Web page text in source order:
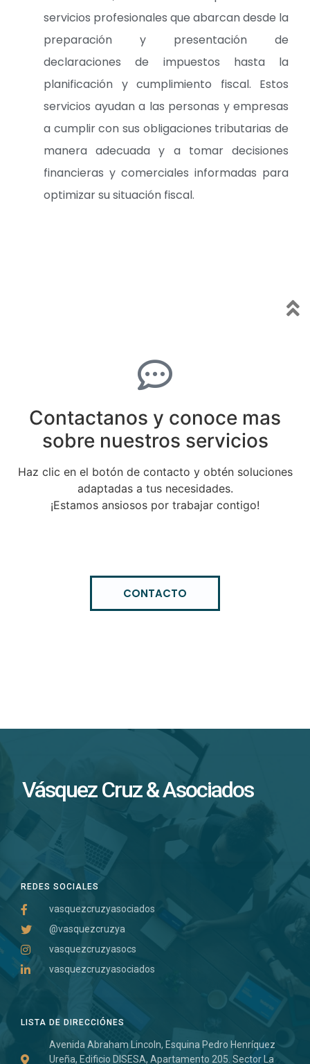
servicios profesionales que abarcan desde la
preparación y presentación de
declaraciones de impuestos hasta la
planificación y cumplimiento fiscal. Estos
servicios ayudan a las personas y empresas
a cumplir con sus obligaciones tributarias de
manera adecuada y a tomar decisiones
financieras y comerciales informadas para
optimizar su situación fiscal.
Contactanos y conoce mas
sobre nuestros servicios
Haz clic en el botón de contacto y obtén soluciones
adaptadas a tus necesidades.
¡Estamos ansiosos por trabajar contigo!
CONTACTO
LISTA DE DIRECCIÓNES
Avenida Abraham Lincoln, Esquina Pedro Henríquez
Ureña, Edificio DISESA, Apartamento 205. Sector La
REDES SOCIALES
vasquezcruzyasociados
@vasquezcruzya
vasquezcruzyasocs
vasquezcruzyasociados
Vásquez Cruz & Asociados